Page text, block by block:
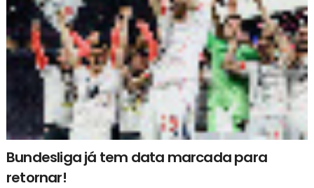
Bundesliga já tem data marcada para
retornar!